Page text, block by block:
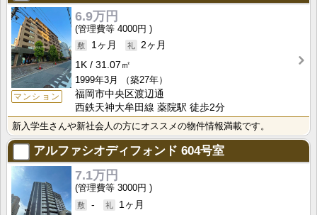
マンション
6.9万円
4000円
1ヶ月
2ヶ月
1K
31.07㎡
1999年3月
（築27年）
福岡市中央区渡辺通
西鉄天神大牟田線 薬院駅 徒歩2分
新入学生さんや新社会人の方にオススメの物件情報満載です。
アルファシオディフォンド 604号室
7.1万円
3000円
-
1ヶ月